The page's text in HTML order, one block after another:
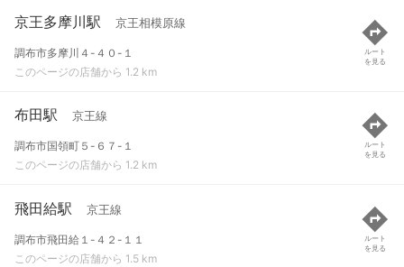
京王多摩川駅 京王相模原線
調布市多摩川４-４０-１
このページの店舗から 1.2 km
ルート
を見る
布田駅 京王線
調布市国領町５-６７-１
このページの店舗から 1.2 km
ルート
を見る
飛田給駅 京王線
調布市飛田給１-４２-１１
このページの店舗から 1.5 km
ルート
を見る